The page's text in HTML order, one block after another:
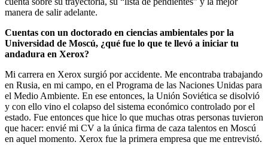
manera de salir adelante.
Cuentas con un doctorado en ciencias ambientales por la
Universidad de Moscú, ¿qué fue lo que te llevó a iniciar tu
andadura en Xerox?
Mi carrera en Xerox surgió por accidente. Me encontraba trabajando
en Rusia, en mi campo, en el Programa de las Naciones Unidas para
el Medio Ambiente. En ese entonces, la Unión Soviética se disolvió
y con ello vino el colapso del sistema económico controlado por el
estado. Fue entonces que hice lo que muchas otras personas tuvieron
que hacer: envié mi CV a la única firma de caza talentos en Moscú
en aquel momento. Xerox fue la primera empresa que me entrevistó.